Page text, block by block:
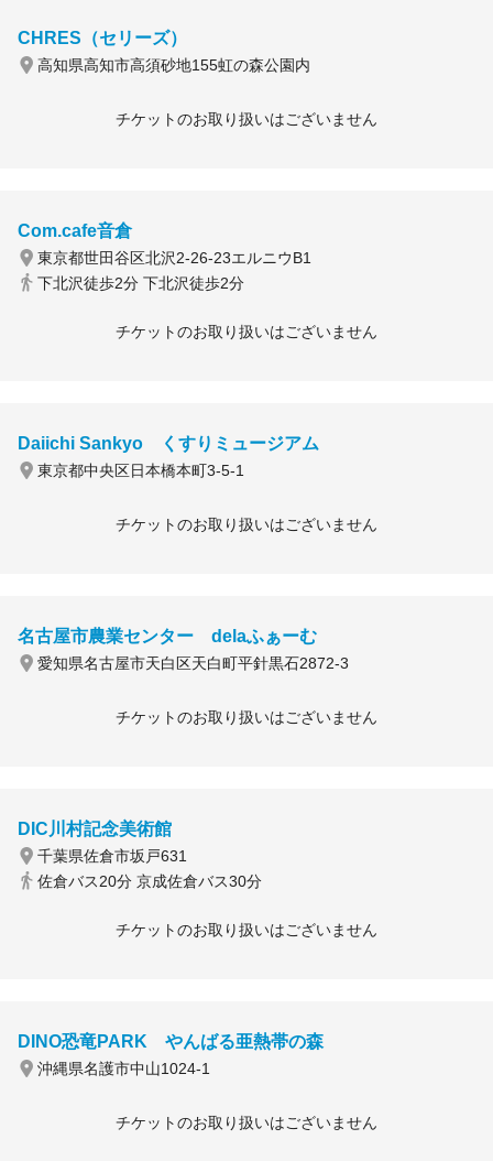
CHRES（セリーズ）
高知県高知市高須砂地155虹の森公園内
チケットのお取り扱いはございません
Com.cafe音倉
東京都世田谷区北沢2-26-23エルニウB1
下北沢徒歩2分 下北沢徒歩2分
チケットのお取り扱いはございません
Daiichi Sankyo くすりミュージアム
東京都中央区日本橋本町3-5-1
チケットのお取り扱いはございません
名古屋市農業センター delaふぁーむ
愛知県名古屋市天白区天白町平針黒石2872-3
チケットのお取り扱いはございません
DIC川村記念美術館
千葉県佐倉市坂戸631
佐倉バス20分 京成佐倉バス30分
チケットのお取り扱いはございません
DINO恐竜PARK やんばる亜熱帯の森
沖縄県名護市中山1024-1
チケットのお取り扱いはございません